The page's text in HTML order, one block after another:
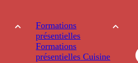
Formations
présentielles
Formations
présentielles Cuisine